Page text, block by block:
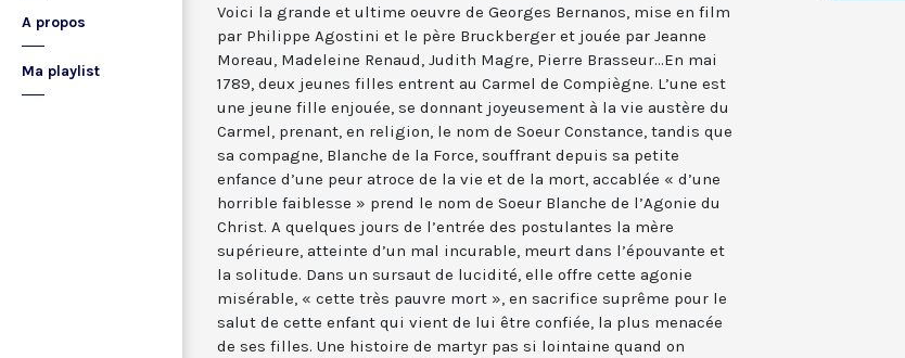
A propos
Ma playlist
Voici la grande et ultime oeuvre de Georges Bernanos, mise en film
par Philippe Agostini et le père Bruckberger et jouée par Jeanne
Moreau, Madeleine Renaud, Judith Magre, Pierre Brasseur...En mai
1789, deux jeunes filles entrent au Carmel de Compiègne. L’une est
une jeune fille enjouée, se donnant joyeusement à la vie austère du
Carmel, prenant, en religion, le nom de Soeur Constance, tandis que
sa compagne, Blanche de la Force, souffrant depuis sa petite
enfance d’une peur atroce de la vie et de la mort, accablée « d’une
horrible faiblesse » prend le nom de Soeur Blanche de l’Agonie du
Christ. A quelques jours de l’entrée des postulantes la mère
supérieure, atteinte d’un mal incurable, meurt dans l’épouvante et
la solitude. Dans un sursaut de lucidité, elle offre cette agonie
misérable, « cette très pauvre mort », en sacrifice suprême pour le
salut de cette enfant qui vient de lui être confiée, la plus menacée
de ses filles. Une histoire de martyr pas si lointaine quand on